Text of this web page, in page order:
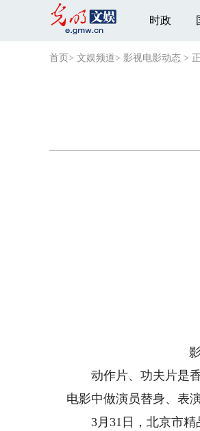
时政
首页 > 文娱频道> 影视电影动态 >
影片
动作片、功夫片是香
电影中做演员替身、表
3月31日，北京市精品